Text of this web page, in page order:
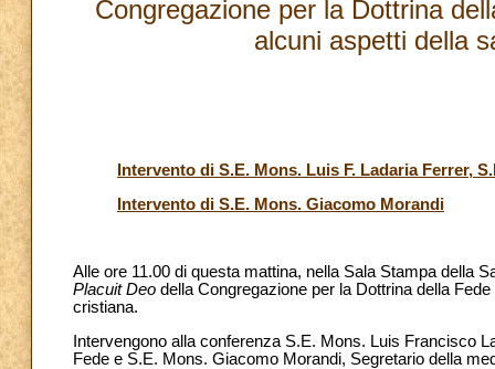
Congregazione per la Dottrina
alcuni aspetti della
Intervento di S.E. Mons. Luis F. Ladaria Ferrer,
Intervento di S.E. Mons. Giacomo Morandi
Alle ore 11.00 di questa mattina, nella Sala Stampa della
Placuit Deo della Congregazione per la Dottrina della
cristiana.
Intervengono alla conferenza S.E. Mons. Luis Francisco
Fede e S.E. Mons. Giacomo Morandi, Segretario della